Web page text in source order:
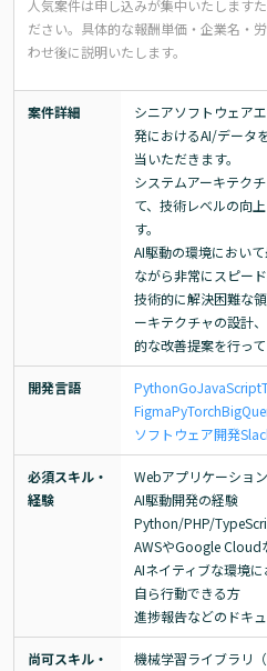
人気案件は申し込みが集中いたします
ださい。 具体的な報酬単価・企業名・
わせ後に説明いたします。
案件詳細
シニアソフトウェア
発におけるAI/データ
当いただきます。
システムアーキテク
て、技術レベルの向
す。
AI駆動の環境におい
ながら非常にスピー
技術的に解決困難な
ーキテクチャの設計
的な改善提案を行って
開発言語 PythonGoJavaScript
FigmaPyTorch
ソフトウェア開発
必須スキル・
経験
Webアプリケーショ
AI駆動開発の経験
Python/PHP/
AWSやGoogle Cloud
AIネイティブな環境
自ら行動できる方
進捗報告などのドキ
尚可スキル・
機械学習ライブラリ